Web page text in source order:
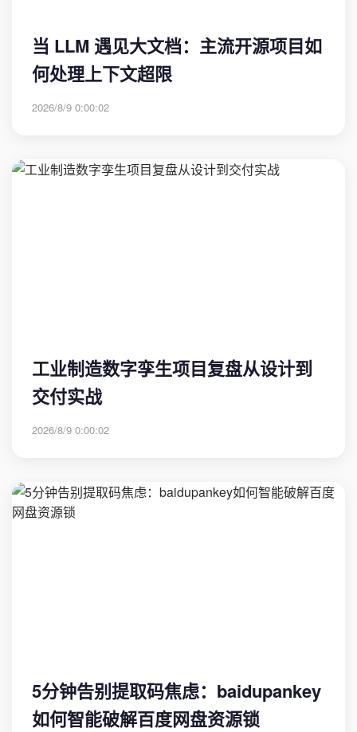
当 LLM 遇见大文档：主流开源项目如
何处理上下文超限
2026/8/9 0:00:02
工业制造数字孪生项目复盘从设计到
交付实战
2026/8/9 0:00:02
5分钟告别提取码焦虑：baidupankey
如何智能破解百度网盘资源锁